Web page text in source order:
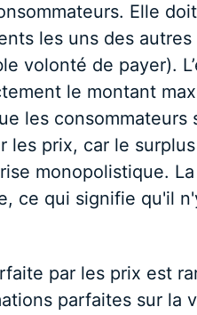
Elle
les uns des
volonté de payer).
le montant
les
les prix, car le
monopolistique.
ce qui signifie qu'il
par les prix est
parfaites sur la